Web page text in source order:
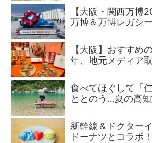
【大阪・関西万博
万博＆万博レガシ
【大阪】おすすめ
年、地元メディア
食べてほぐして「
ととのう…夏の高
新幹線＆ドクター
ドーナツとコラボ